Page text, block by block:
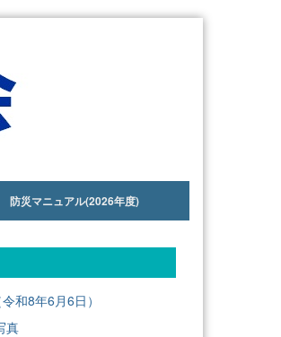
防災マニュアル(2026年度)
和8年6月6日）
真